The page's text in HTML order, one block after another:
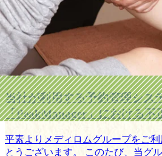
ニュース
ニュース コラム
2026
08.04
当社が利用する予約管理シス
「PeakManager」における不
平素よりメディロムグループをご
とうございます。 このたび、当グ